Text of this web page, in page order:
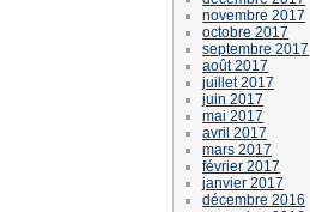
novembre 2017
octobre 2017
septembre 2017
août 2017
juillet 2017
juin 2017
mai 2017
avril 2017
mars 2017
février 2017
janvier 2017
décembre 2016